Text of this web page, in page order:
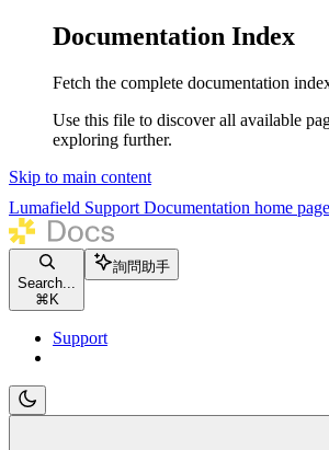
Documentation Index
Fetch the complete documentation
Use this file to discover all available
exploring further.
Skip to main content
Lumafield Support Documentation home page
Search...
⌘ K
詢問助手
Support